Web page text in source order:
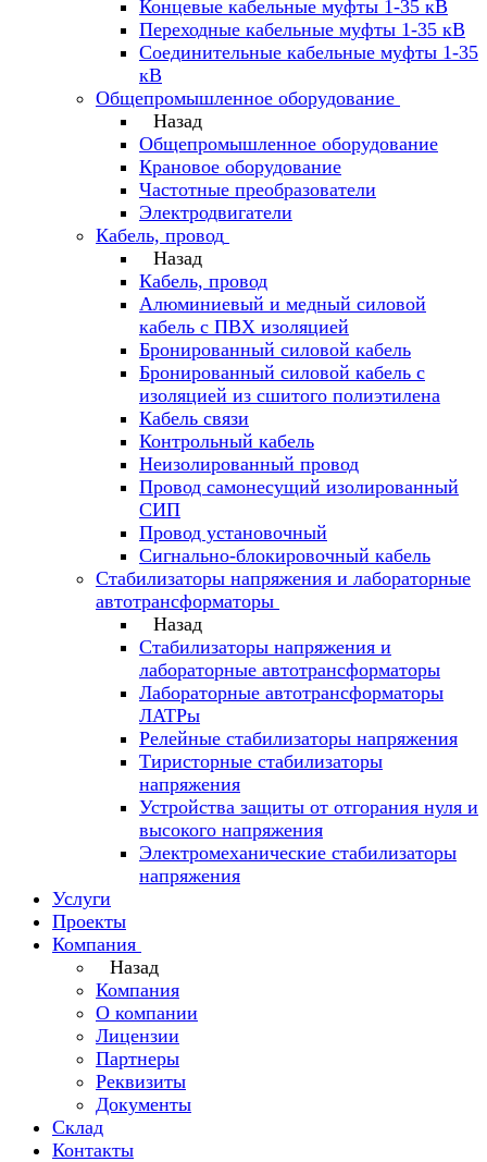
Концевые кабельные муфты 1-35 кВ
Переходные кабельные муфты 1-35 кВ
Соединительные кабельные муфты 1-35
кВ
Общепромышленное оборудование
Назад
Общепромышленное оборудование
Крановое оборудование
Частотные преобразователи
Электродвигатели
Кабель, провод
Назад
Кабель, провод
Алюминиевый и медный силовой
кабель с ПВХ изоляцией
Бронированный силовой кабель
Бронированный силовой кабель с
изоляцией из сшитого полиэтилена
Кабель связи
Контрольный кабель
Неизолированный провод
Провод самонесущий изолированный
СИП
Провод установочный
Сигнально-блокировочный кабель
Стабилизаторы напряжения и лабораторные
автотрансформаторы
Назад
Стабилизаторы напряжения и
лабораторные автотрансформаторы
Лабораторные автотрансформаторы
ЛАТРы
Релейные стабилизаторы напряжения
Тиристорные стабилизаторы
напряжения
Устройства защиты от отгорания нуля и
высокого напряжения
Электромеханические стабилизаторы
напряжения
Услуги
Проекты
Компания
Назад
Компания
О компании
Лицензии
Партнеры
Реквизиты
Документы
Склад
Контакты